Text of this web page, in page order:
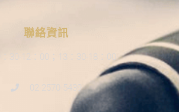
聯絡資訊
9：30-12：00；13：30-18：00
02-2570-5439